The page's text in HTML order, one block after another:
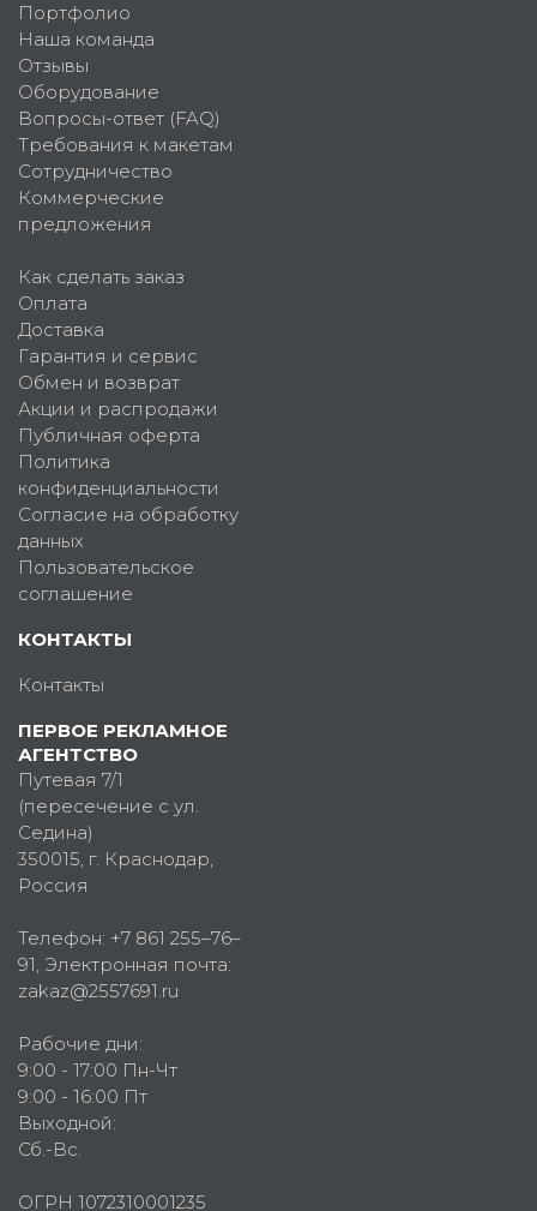
Портфолио
Наша команда
Отзывы
Оборудование
Вопросы-ответ (FAQ)
Требования к макетам
Сотрудничество
Коммерческие
предложения
Как сделать заказ
Оплата
Доставка
Гарантия и сервис
Обмен и возврат
Акции и распродажи
Публичная оферта
Политика
конфиденциальности
Согласие на обработку
данных
Пользовательское
соглашение
КОНТАКТЫ
Контакты
ПЕРВОЕ РЕКЛАМНОЕ
АГЕНТСТВО
Путевая 7/1
(пересечение с ул.
Седина)
350015, г. Краснодар,
Россия
Телефон: +7 861 255–76–
91, Электронная почта:
zakaz@2557691.ru
Рабочие дни:
9:00 - 17:00 Пн-Чт
9:00 - 16:00 Пт
Выходной:
Сб.-Вс.
ОГРН 1072310001235